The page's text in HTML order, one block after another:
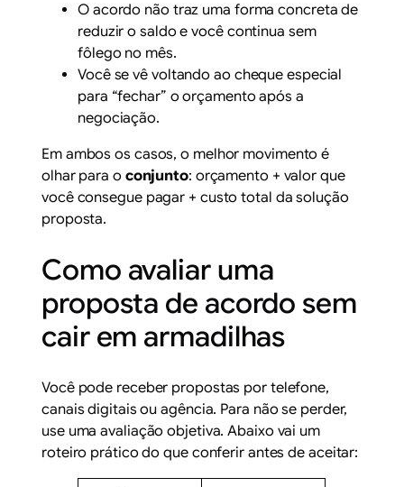
O acordo não traz uma forma concreta de
reduzir o saldo e você continua sem
fôlego no mês.
Você se vê voltando ao cheque especial
para “fechar” o orçamento após a
negociação.
Em ambos os casos, o melhor movimento é
olhar para o conjunto: orçamento + valor que
você consegue pagar + custo total da solução
proposta.
Como avaliar uma
proposta de acordo sem
cair em armadilhas
Você pode receber propostas por telefone,
canais digitais ou agência. Para não se perder,
use uma avaliação objetiva. Abaixo vai um
roteiro prático do que conferir antes de aceitar: